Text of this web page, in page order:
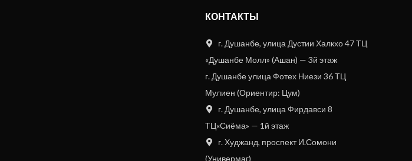
КОНТАКТЫ
г. Душанбе, улица Дустии Халкхо 47 ТЦ
«Душанбе Молл» (Ашан) — 3й этаж
г. Душанбе улица Фотех Ниези 36 ТЦ
Мулиен (Ориентир: Цум)
г. Душанбе, улица Фирдавси 8
ТЦ«Сиёма» — 1й этаж
г. Худжанд, проспект И.Сомони
(Универмаг)